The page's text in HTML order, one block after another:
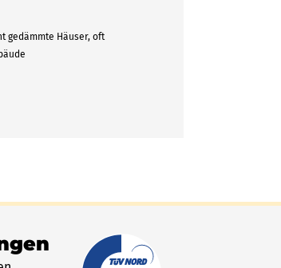
gedämmte Häuser, oft